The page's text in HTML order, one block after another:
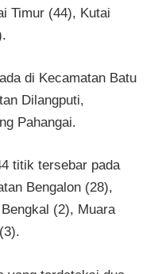
Timur (44), Kutai
di Kecamatan Batu
Dilangputi,
Pahangai.
titik tersebar pada
Bengalon (28),
(2), Muara